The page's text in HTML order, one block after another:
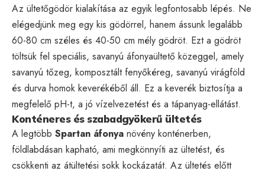
Az ültetőgödör kialakítása az egyik legfontosabb lépés. Ne
elégedjünk meg egy kis gödörrel, hanem ássunk legalább
60-80 cm széles és 40-50 cm mély gödröt. Ezt a gödröt
töltsük fel speciális, savanyú áfonyaültető közeggel, amely
savanyú tőzeg, komposztált fenyőkéreg, savanyú virágföld
és durva homok keverékéből áll. Ez a keverék biztosítja a
megfelelő pH-t, a jó vízelvezetést és a tápanyag-ellátást.
Konténeres és szabadgyökerű ültetés
A legtöbb Spartan áfonya növény konténerben,
földlabdásan kapható, ami megkönnyíti az ültetést, és
csökkenti az átültetési sokk kockázatát. Az ültetés előtt